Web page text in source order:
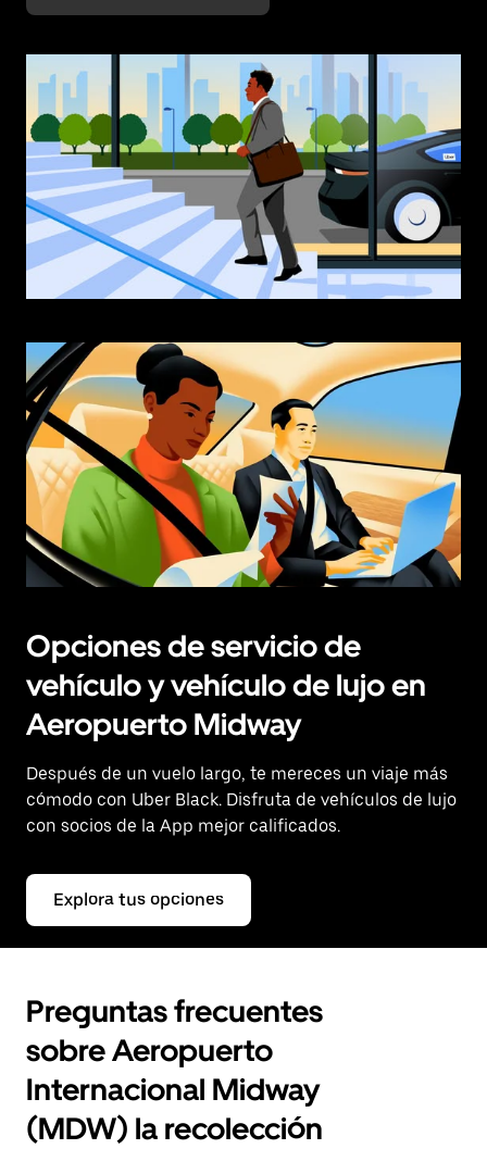
Opciones de servicio de
vehículo y vehículo de lujo en
Aeropuerto Midway
Después de un vuelo largo, te mereces un viaje más
cómodo con Uber Black. Disfruta de vehículos de lujo
con socios de la App mejor calificados.
Explora tus opciones
Preguntas frecuentes
sobre Aeropuerto
Internacional Midway
(MDW) la recolección